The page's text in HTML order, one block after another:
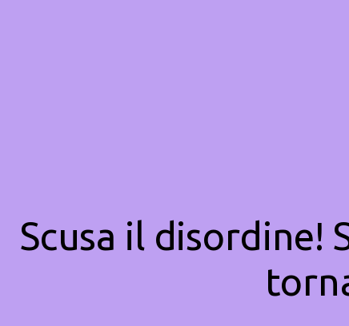
Scusa il disordine!